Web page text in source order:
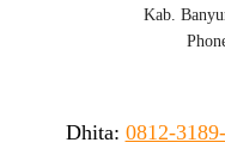
Kab.
Dhita: 0812-